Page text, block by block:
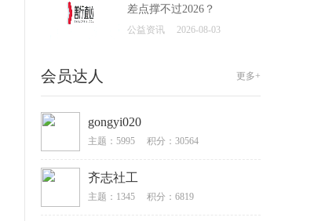
差点撑不过2026？
公益资讯 2026-08-03
会员达人 更多+
gongyi020
主题：5995 积分：30564
齐志社工
主题：1345 积分：6819